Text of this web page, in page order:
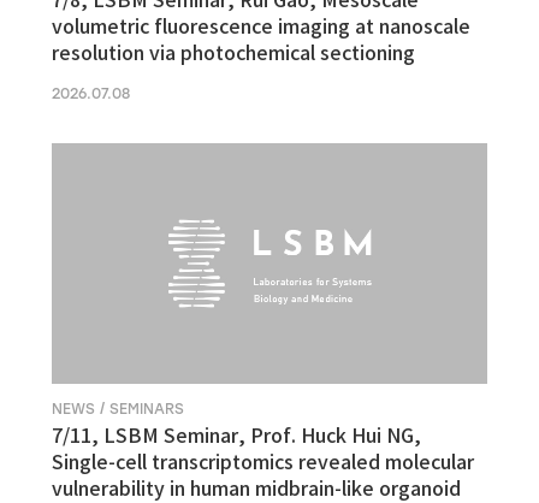
volumetric fluorescence imaging at nanoscale
resolution via photochemical sectioning
2026.07.08
NEWS / SEMINARS
7/11, LSBM Seminar, Prof. Huck Hui NG,
Single-cell transcriptomics revealed molecular
vulnerability in human midbrain-like organoid